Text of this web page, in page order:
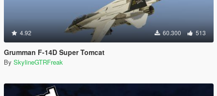
4.92 60.300 513
Grumman F-14D Super Tomcat
By SkylineGTRFreak